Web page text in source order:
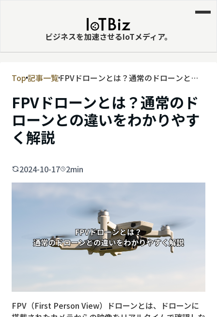
ビジネスを加速させるIoTメディア。
MVNE
エッジ
LPWA
DaaS
PaaS
ビッグデータ
スマート漁業
5G
クラウド
Top記事一覧FPVドローンとは？通常のドローンとの
FPVドローンとは？通常のド
ローンとの違いをわかりやす
く解説
2024-10-17 2min
FPV（First Person View）ドローンとは、ドローンに